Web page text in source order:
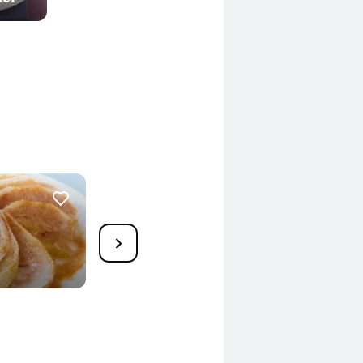
Schärrkuchen mit Birnen
165 Min.